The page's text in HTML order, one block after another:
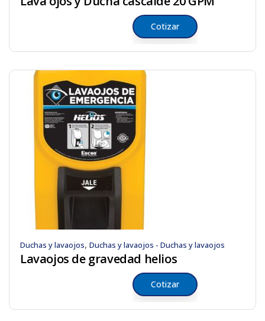
Cotizar
Duchas y lavaojos, Duchas y lavaojos - Duchas y lavaojos
Lavaojos de gravedad helios
Cotizar